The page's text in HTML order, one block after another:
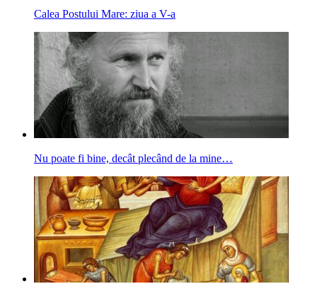
Calea Postului Mare: ziua a V-a
Nu poate fi bine, decât plecând de la mine…